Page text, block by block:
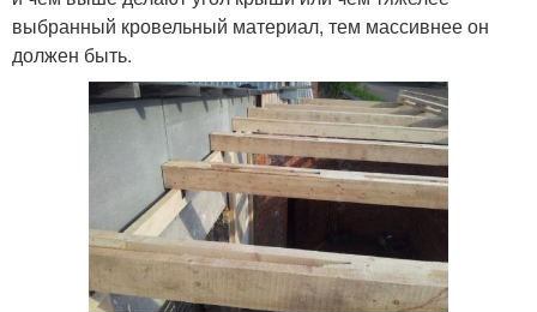
выбранный кровельный материал, тем массивнее он
должен быть.